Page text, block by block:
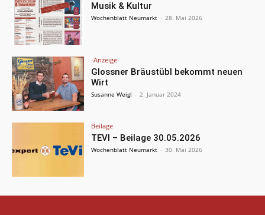
Musik & Kultur
Wochenblatt Neumarkt - 28. Mai 2026
-Anzeige-
Glossner Bräustübl bekommt neuen
Wirt
Susanne Weigl - 2. Januar 2024
Beilage
TEVI – Beilage 30.05.2026
Wochenblatt Neumarkt - 30. Mai 2026